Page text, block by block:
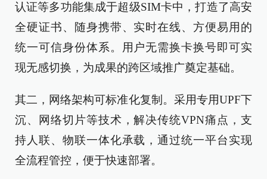
认证等多功能集成于超级SIM卡中，打造了高安
全硬证书、随身携带、实时在线、方便易用的
统一可信身份体系。用户无需换卡换号即可实
现无感切换，为成果的跨区域推广奠定基础。
其二，网络架构可标准化复制。采用专用UPF下
沉、网络切片等技术，解决传统VPN痛点，支
持人联、物联一体化承载，通过统一平台实现
全流程管控，便于快速部署。